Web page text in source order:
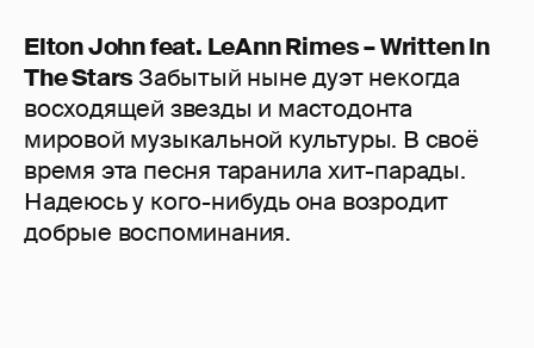
Elton John feat. LeAnn Rimes – Written In
The Stars Забытый ныне дуэт некогда
восходящей звезды и мастодонта
мировой музыкальной культуры. В своё
время эта песня таранила хит-парады.
Надеюсь у кого-нибудь она возродит
добрые воспоминания.